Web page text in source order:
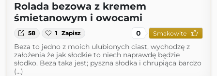
Rolada bezowa z kremem
śmietanowym i owocami
58 1 Zapisz 0 Smakowite
Beza to jedno z moich ulubionych ciast, wychodzę z
założenia że jak słodkie to niech naprawdę będzie
słodko. Beza taka jest; pyszna słodka i chrupiąca bardzo
(...)